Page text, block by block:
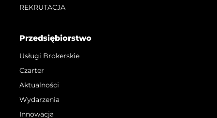
REKRUTACJA
Przedsiębiorstwo
Usługi Brokerskie
Czarter
Aktualności
Wydarzenia
Innowacja